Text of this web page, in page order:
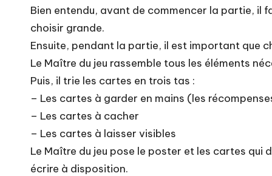
Bien entendu, avant de commencer la partie, il
choisir grande.
Ensuite, pendant la partie, il est important que
Le Maître du jeu rassemble tous les éléments
Puis, il trie les cartes en trois tas :
– Les cartes à garder en mains (les
– Les cartes à cacher
– Les cartes à laisser visibles
Le Maître du jeu pose le poster et les cartes qui
écrire à disposition.